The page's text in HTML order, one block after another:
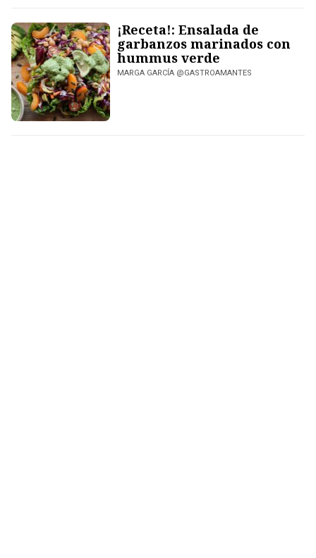
¡Receta!: Ensalada de
garbanzos marinados con
hummus verde
MARGA GARCÍA @GASTROAMANTES